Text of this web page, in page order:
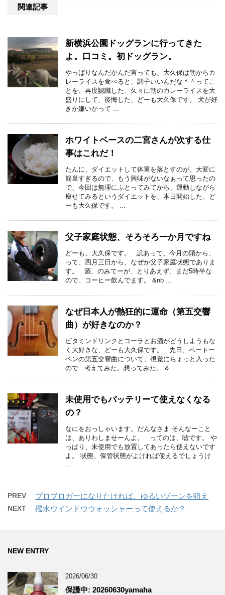
関連記事
新横浜公園ドッグランに行ってきた
よ。口コミ。初ドッグラン。
やっぱりなんだかんだ言っても、大久保は朝からカ
レーライスを食べると、調子いいんだな＾＾ってこ
とを、再度認識した、久々に朝のカレーライスを大
盛りにして、後悔した、どーも大久保です。 犬が好
きか嫌いかって ...
ホワイトベースの二宮さんが次する仕
事はこれだ！
たんに、ダイエットして体重を落とすのが、大変に
簡単すぎるので、もう興味がないなぁって思ったの
で、今回は無理にふとってみてから、運動しながら
痩せてみるというダイエットを、本日開始した、ど
ーも大久保です。 ...
父子家庭状態、そろそろ一か月ですね
どーも、大久保です。 訳あって、今月の頭から、
って、四月三日から、なぜか父子家庭状態でありま
す。 酒、のみてーが、とりあえず、まだ5時半な
ので、コーヒー飲んでます。 &nb ...
なぜ日本人が熱狂的に運命（第五交響
曲）が好きなのか？
ビタミンドリンクとコーラとお酒がどうしようもな
く大好きな、どーも大久保です。 先日、ベートー
ベンの第五交響曲について、視覚にちょっと入った
ので 考えてみた。想ってみた。 & ...
未使用でもバッテリーて使えなくなる
の？
なにをおっしゃいます。だんなさま そんなーこと
は、ありわしませーんよ。 ってのは、嘘です。 や
っぱり、未使用でも放置してあったら使えないです
よ。 状態、保管状態がよければ使えるでしょうけ
PREV プロブロガーになりたければ、ゆるいゾーンを狙え
NEXT 撥水ウインドウウォッシャーって使えるか？
NEW ENTRY
2026/06/30
保護中: 20260630yamaha